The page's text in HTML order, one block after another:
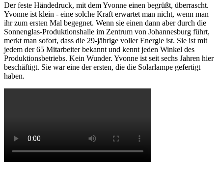
Der feste Händedruck, mit dem Yvonne einen begrüßt, überrascht.
Yvonne ist klein - eine solche Kraft erwartet man nicht, wenn man
ihr zum ersten Mal begegnet. Wenn sie einen dann aber durch die
Sonnenglas-Produktionshalle im Zentrum von Johannesburg führt,
merkt man sofort, dass die 29-jährige voller Energie ist. Sie ist mit
jedem der 65 Mitarbeiter bekannt und kennt jeden Winkel des
Produktionsbetriebs. Kein Wunder. Yvonne ist seit sechs Jahren hier
beschäftigt. Sie war eine der ersten, die die Solarlampe gefertigt
haben.